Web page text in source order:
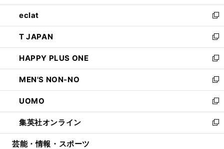
開
く
ウ
で
開
く
ン
ド
ウ
で
開
く
ウ
ィ
ン
ド
ウ
で
開
く
し
い
ウ
ィ
ン
ド
ウ
で
開
く
eclat
新
し
い
ウ
ィ
ン
ド
ウ
で
開
く
T JAPAN
新
し
い
ウ
ィ
ン
ド
ウ
で
開
HAPPY PLUS ONE
新
し
い
ウ
ィ
ン
ド
ウ
MEN'S NON-NO
新
し
い
ウ
ィ
ン
UOMO
新
し
い
ウ
集英社オンライン
新
し
芸能・情報・スポーツ